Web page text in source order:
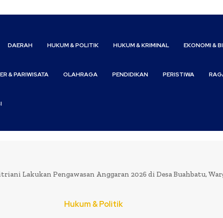
DAERAH HUKUM & POLITIK HUKUM & KRIMINAL EKONOMI &
& PARIWISATA OLAHRAGA PENDIDIKAN PERISTIWA
Lakukan Pengawasan Anggaran 2026 di Desa Buahbatu,
Hukum & Politik